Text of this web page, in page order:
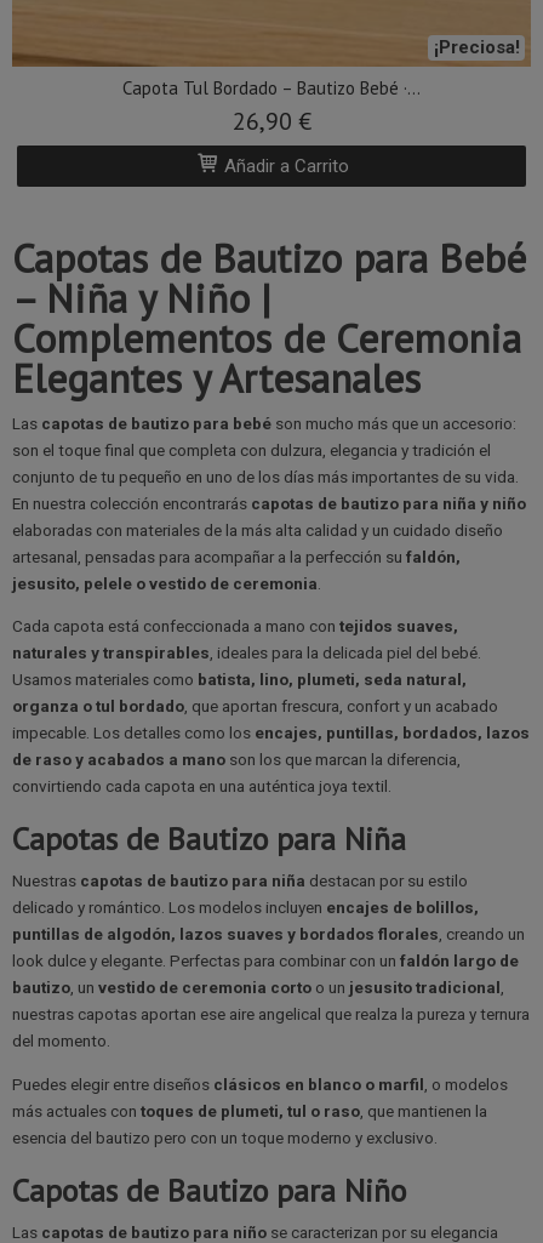
¡Preciosa!
Capota Tul Bordado – Bautizo Bebé ·...
26,90 €
Añadir a Carrito
Capotas de Bautizo para Bebé
– Niña y Niño |
Complementos de Ceremonia
Elegantes y Artesanales
Las capotas de bautizo para bebé son mucho más que un accesorio:
son el toque final que completa con dulzura, elegancia y tradición el
conjunto de tu pequeño en uno de los días más importantes de su vida.
En nuestra colección encontrarás capotas de bautizo para niña y niño
elaboradas con materiales de la más alta calidad y un cuidado diseño
artesanal, pensadas para acompañar a la perfección su faldón,
jesusito, pelele o vestido de ceremonia
Cada capota está confeccionada a mano con tejidos suaves,
naturales y transpirables, ideales para la delicada piel del bebé.
Usamos materiales como batista, lino, plumeti, seda natural,
organza o tul bordado, que aportan frescura, confort y un acabado
impecable. Los detalles como los encajes, puntillas, bordados, lazos
de raso y acabados a mano son los que marcan la diferencia,
convirtiendo cada capota en una auténtica joya textil.
Capotas de Bautizo para Niña
Nuestras capotas de bautizo para niña destacan por su estilo
delicado y romántico. Los modelos incluyen encajes de bolillos,
puntillas de algodón, lazos suaves y bordados florales, creando un
look dulce y elegante. Perfectas para combinar con un faldón largo de
bautizo, un vestido de ceremonia corto o un jesusito tradicional,
nuestras capotas aportan ese aire angelical que realza la pureza y ternura
del momento.
Puedes elegir entre diseños clásicos en blanco o marfil , o modelos
más actuales con toques de plumeti, tul o raso , que mantienen la
esencia del bautizo pero con un toque moderno y exclusivo.
Capotas de Bautizo para Niño
Las capotas de bautizo para niño se caracterizan por su elegancia